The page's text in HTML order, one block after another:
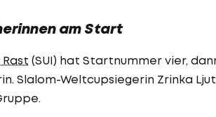
am Start
(SUI) hat Startnummer vier,
Slalom-Weltcupsiegerin Zrinka